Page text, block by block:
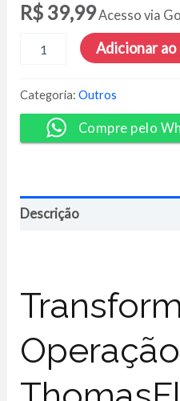
R$ 39,99Acesso via
de
Castro
quantidade
Adicionar
Categoria:Outros
Compre pelo
Descrição